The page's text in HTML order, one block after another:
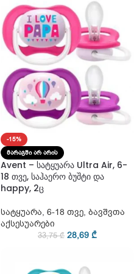
-15%
ᲛᲐᲠᲐᲒᲨᲘ ᲐᲠ ᲐᲠᲘᲡ
Avent – სატყუარა Ultra Air, 6-
18 თვე, საჰაერო ბუშტი და
happy, 2ც
სატყუარა, 6-18 თვე, ბავშვთა
აქსესუარები
33,75₾ 28,69 ₾